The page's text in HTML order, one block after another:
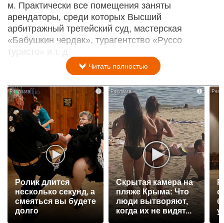
м. Практически все помещения заняты
арендаторы, среди которых Высший
арбитражный третейский суд, мастерская
«Бабушкин чердак», турагентство «Руссо
туристо» и т. д.
Читать полностью
i
Ролик длится
несколько секунд, а
смеяться вы будете
долго
i
Скрытая камера на
пляже Крыма: Что
люди вытворяют,
когда их не видят...